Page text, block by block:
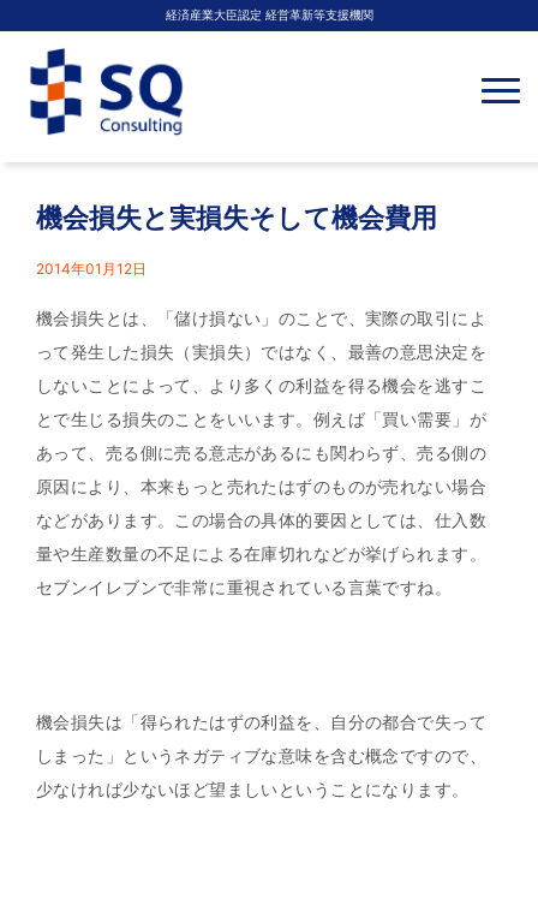
経済産業大臣認定 経営革新等支援機関
N
a
g
機会損失と実損失そして機会費用
2014年01月12日
機会損失とは、「儲け損ない」のことで、実際の取引によ
って発生した損失（実損失）ではなく、最善の意思決定を
しないことによって、より多くの利益を得る機会を逃すこ
とで生じる損失のことをいいます。例えば「買い需要」が
あって、売る側に売る意志があるにも関わらず、売る側の
原因により、本来もっと売れたはずのものが売れない場合
などがあります。この場合の具体的要因としては、仕入数
量や生産数量の不足による在庫切れなどが挙げられます。
セブンイレブンで非常に重視されている言葉ですね。
機会損失は「得られたはずの利益を、自分の都合で失って
しまった」というネガティブな意味を含む概念ですので、
少なければ少ないほど望ましいということになります。